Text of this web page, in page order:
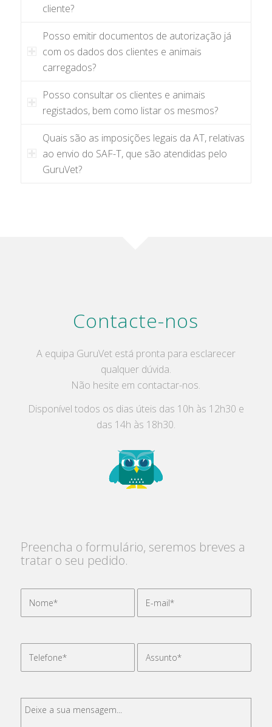
cliente?
Posso emitir documentos de autorização já
com os dados dos clientes e animais
carregados?
Posso consultar os clientes e animais
registados, bem como listar os mesmos?
Quais são as imposições legais da AT, relativas
ao envio do SAF-T, que são atendidas pelo
GuruVet?
Contacte-nos
A equipa GuruVet está pronta para esclarecer
qualquer dúvida.
Não hesite em contactar-nos.
Disponível todos os dias úteis das 10h às 12h30 e
das 14h às 18h30.
Preencha o formulário, seremos breves a
tratar o seu pedido.